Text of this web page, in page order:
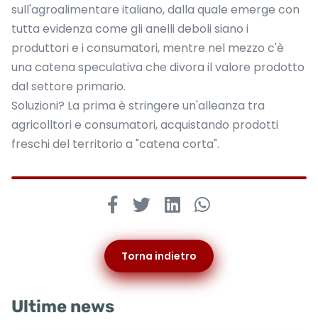
sull'agroalimentare italiano, dalla quale emerge con
tutta evidenza come gli anelli deboli siano i
produttori e i consumatori, mentre nel mezzo c'è
una catena speculativa che divora il valore prodotto
dal settore primario.
Soluzioni? La prima è stringere un'alleanza tra
agricolltori e consumatori, acquistando prodotti
freschi del territorio a "catena corta".
Torna indietro
Ultime news